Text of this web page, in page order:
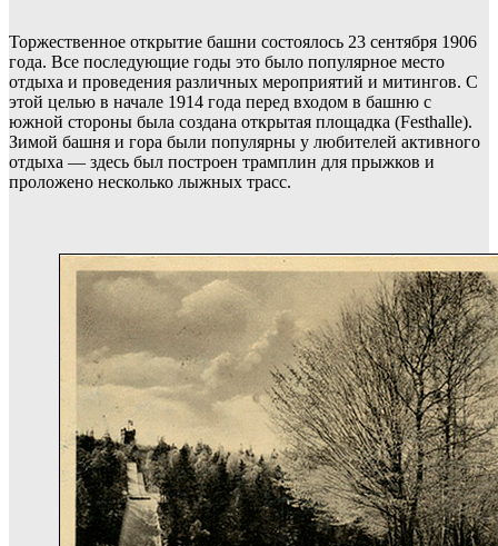
Торжественное открытие башни состоялось 23 сентября 1906
года. Все последующие годы это было популярное место
отдыха и проведения различных мероприятий и митингов. С
этой целью в начале 1914 года перед входом в башню с
южной стороны была создана открытая площадка (Festhalle).
Зимой башня и гора были популярны у любителей активного
отдыха — здесь был построен трамплин для прыжков и
проложено несколько лыжных трасс.